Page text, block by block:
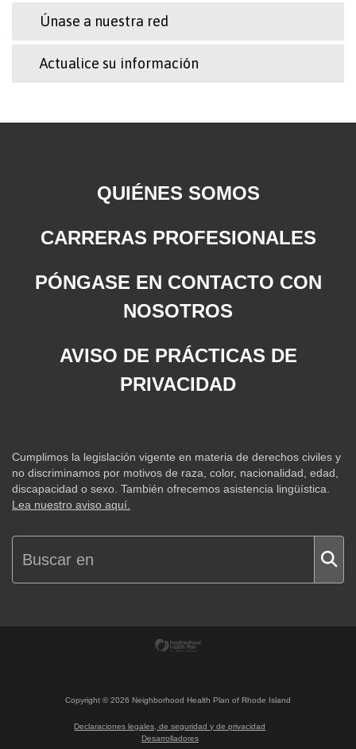
Únase a nuestra red
Actualice su información
QUIÉNES SOMOS
CARRERAS PROFESIONALES
PÓNGASE EN CONTACTO CON
NOSOTROS
AVISO DE PRÁCTICAS DE
PRIVACIDAD
Cumplimos la legislación vigente en materia de derechos civiles y
no discriminamos por motivos de raza, color, nacionalidad, edad,
discapacidad o sexo. También ofrecemos asistencia lingüística.
Lea nuestro aviso aquí.
Copyright ©2026 Neighborhood Health Plan of Rhode Island
Declaraciones legales, de seguridad y de privacidad
Desarrolladores